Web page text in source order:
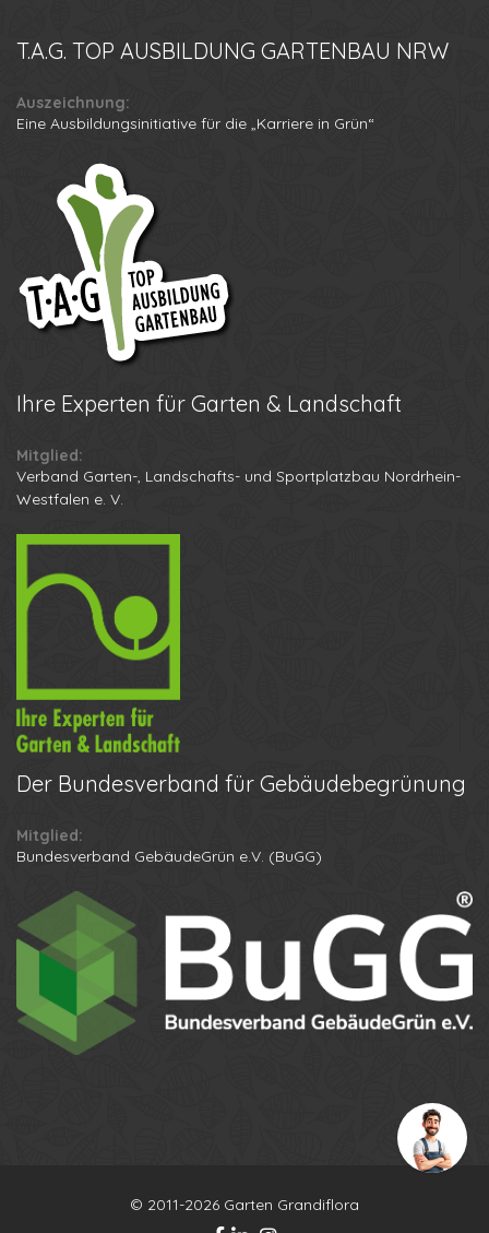
T.A.G. TOP AUSBILDUNG GARTENBAU NRW
Auszeichnung:
Eine Ausbildungsinitiative für die „Karriere in Grün“
Ihre Experten für Garten & Landschaft
Mitglied:
Verband Garten-, Landschafts- und Sportplatzbau Nordrhein-
Westfalen e. V.
Der Bundesverband für Gebäudebegrünung
Mitglied:
Bundesverband GebäudeGrün e.V. (BuGG)
© 2011-2026 Garten Grandiflora
Ihr Name
Ihre Telefonnummer
Datenschutzbestimmungen Anton